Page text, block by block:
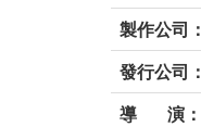
製作公司：
發行公司：
導 演：